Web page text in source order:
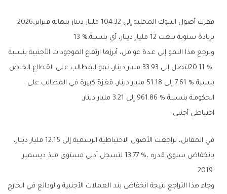
قفزت‭ ‬أصول‭ ‬البنوك‭ ‬المحلية‭ ‬إلى‭ ‬104‭.‬32‭ ‬مليار‭ ‬دينار‭ ‬بنهاية‭ ‬فبراير‭ ‬2026،‭
‬بزيادة‭ ‬سنوية‭ ‬بلغت‭ ‬12‭ ‬مليار‭ ‬دينار،‭ ‬أي‭ ‬بنسبة‭ ‬13‭ %.‬
‬الحكومـة‭ ‬بنسبــة‭ ‬961‭.‬86‭ % ‬إلى‭ ‬3‭.‬21‭ ‬مليار‭ ‬دينار‭.‬
احتياطي‭ ‬أجنبي‭ ‬
‬2019‭.‬